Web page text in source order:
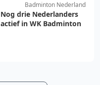
Badminton Nederland
Nog drie Nederlanders
actief in WK Badminton